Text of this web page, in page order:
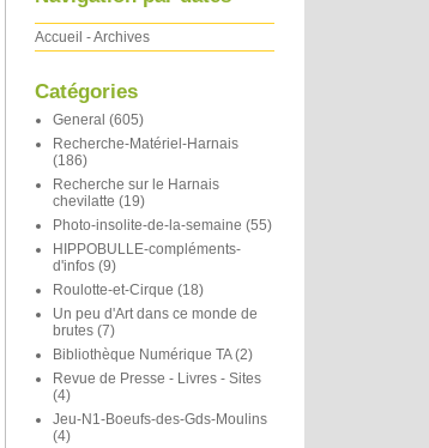
Accueil -Archives
Catégories
General (605)
Recherche-Matériel-Harnais
(186)
Recherche sur le Harnais
chevilatte (19)
Photo-insolite-de-la-semaine (55)
HIPPOBULLE-compléments-
d'infos (9)
Roulotte-et-Cirque (18)
Un peu d'Art dans ce monde de
brutes (7)
Bibliothèque Numérique TA (2)
Revue de Presse - Livres - Sites
(4)
Jeu-N1-Boeufs-des-Gds-Moulins
(4)